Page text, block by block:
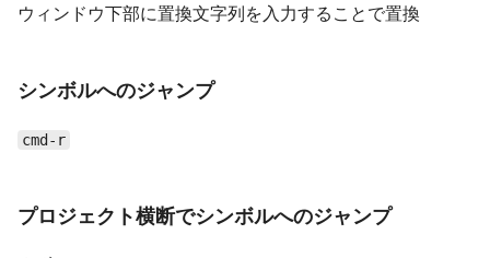
ウィンドウ下部に置換文字列を入力することで置換
シンボルへのジャンプ
cmd-r
プロジェクト横断でシンボルへのジャンプ